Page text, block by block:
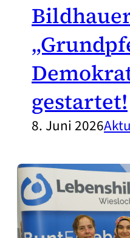
gestartet!
8. Juni 2026